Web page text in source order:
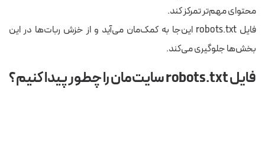
محتوای مهم‌تر تمرکز کند.
فایل robots.txt این‌جا به کمک‌مان می‌آید و از خزش ربات‌ها در این
بخش‌ها جلوگیری می‌کند.
فایل robots.txt سایت‌مان را چطور پیدا کنیم؟